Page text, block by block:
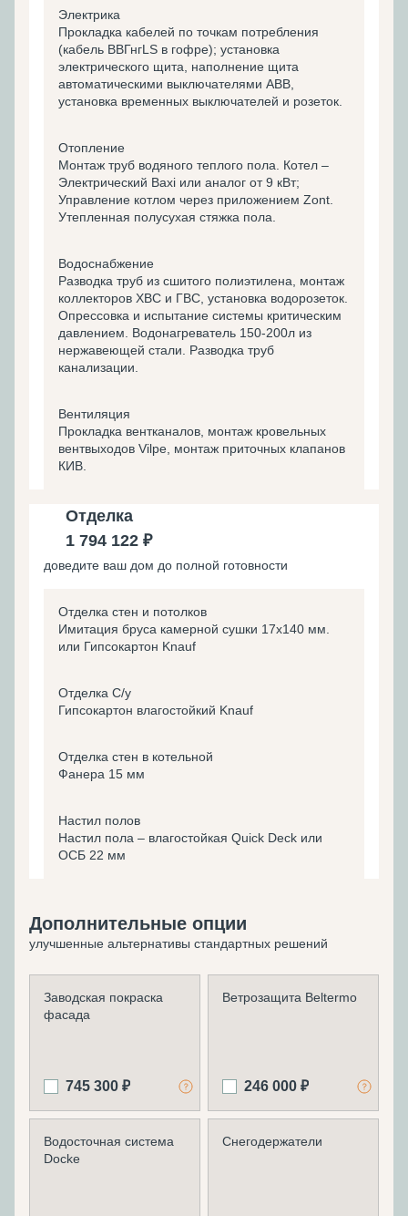
Электрика
Прокладка кабелей по точкам потребления
(кабель ВВГнгLS в гофре); установка
электрического щита, наполнение щита
автоматическими выключателями ABB,
установка временных выключателей и розеток.
Отопление
Монтаж труб водяного теплого пола. Котел –
Электрический Baxi или аналог от 9 кВт;
Управление котлом через приложением Zont.
Утепленная полусухая стяжка пола.
Водоснабжение
Разводка труб из сшитого полиэтилена, монтаж
коллекторов ХВС и ГВС, установка водорозеток.
Опрессовка и испытание системы критическим
давлением. Водонагреватель 150-200л из
нержавеющей стали. Разводка труб
канализации.
Вентиляция
Прокладка вентканалов, монтаж кровельных
вентвыходов Vilpe, монтаж приточных клапанов
КИВ.
Отделка
1 794 122 ₽
доведите ваш дом до полной готовности
Отделка стен и потолков
Имитация бруса камерной сушки 17х140 мм.
или Гипсокартон Knauf
Отделка С/у
Гипсокартон влагостойкий Knauf
Отделка стен в котельной
Фанера 15 мм
Настил полов
Настил пола – влагостойкая Quick Deck или
ОСБ 22 мм
Дополнительные опции
улучшенные альтернативы стандартных решений
Заводская покраска
фасада
745 300 ₽
Ветрозащита Beltermo
246 000 ₽
Водосточная система
Docke
Снегодержатели